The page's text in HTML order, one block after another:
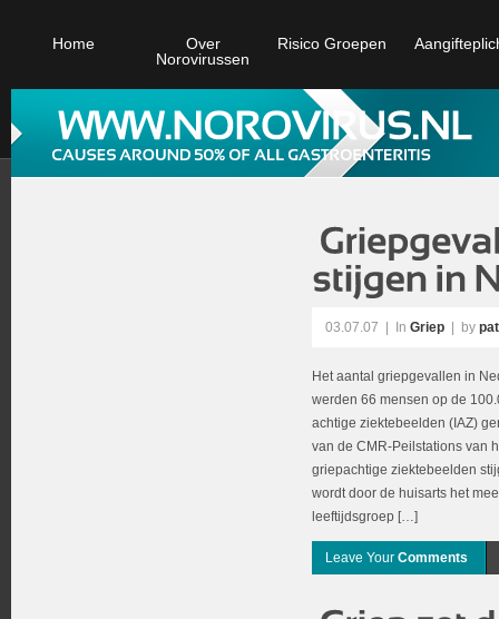
Home
Over
Norovirussen
Risico Groepen
03.07.07 In Griep | by
Het aantal griepgevallen in
werden 66 mensen op de
achtige ziektebeelden (IAZ)
van de CMR-Peilstations van
griepachtige ziektebeelden
wordt door de huisarts het
leeftijdsgroep […]
Leave Your Comments